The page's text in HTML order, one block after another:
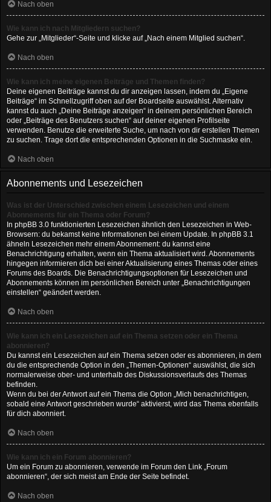
Nach oben
Wie kann ich nach Mitgliedern suchen?
Gehe zur „Mitglieder“-Seite und klicke auf „Nach einem Mitglied suchen“.
Nach oben
Wie kann ich meine eigenen Beiträge und Themen finden?
Deine eigenen Beiträge kannst du dir anzeigen lassen, indem du „Eigene
Beiträge“ im Schnellzugriff oben auf der Boardseite auswählst. Alternativ
kannst du auch „Deine Beiträge anzeigen“ in deinem persönlichen Bereich
oder „Beiträge des Benutzers suchen“ auf deiner eigenen Profilseite
verwenden. Benutze die erweiterte Suche, um nach von dir erstellen Themen
zu suchen. Trage dort die entsprechenden Optionen in die Suchmaske ein.
Nach oben
Abonnements und Lesezeichen
Was ist der Unterschied zwischen einem Lesezeichen und einem
Abonnements für ein Thema oder Forum?
In phpBB 3.0 funktionierten Lesezeichen ähnlich den Lesezeichen in Web-
Browsern: du bekamst keine Informationen bei einem Update. In phpBB 3.1
ähneln Lesezeichen mehr einem Abonnement: du kannst eine
Benachrichtigung erhalten, wenn ein Thema aktualisiert wird. Abonnements
hingegen informieren dich bei einer Aktualisierung eines Themas oder eines
Forums des Boards. Die Benachrichtigungsoptionen für Lesezeichen und
Abonnements können im persönlichen Bereich unter „Benachrichtigungen
einstellen“ geändert werden.
Nach oben
Wie kann ich ein Lesezeichen auf ein Thema setzen oder ein Thema
abonnieren?
Du kannst ein Lesezeichen auf ein Thema setzen oder es abonnieren, in dem
du die entsprechende Option in den „Themen-Optionen“ auswählst, die sich
normalerweise ober- und unterhalb des Diskussionsverlaufs des Themas
befinden.
Wenn du bei der Antwort auf ein Thema die Option „Mich benachrichtigen,
sobald eine Antwort geschrieben wurde“ aktivierst, wird das Thema ebenfalls
für dich abonniert.
Nach oben
Wie kann ich ein Forum abonnieren?
Um ein Forum zu abonnieren, verwende im Forum den Link „Forum
abonnieren“, der sich meist am Ende der Seite befindet.
Nach oben